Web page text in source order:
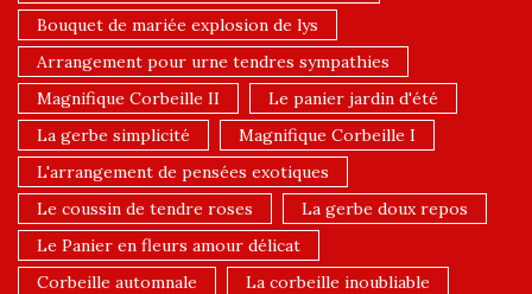
Bouquet de mariée explosion de lys
Arrangement pour urne tendres sympathies
Magnifique Corbeille II
Le panier jardin d'été
La gerbe simplicité
Magnifique Corbeille I
L'arrangement de pensées exotiques
Le coussin de tendre roses
La gerbe doux repos
Le Panier en fleurs amour délicat
Corbeille automnale
La corbeille inoubliable